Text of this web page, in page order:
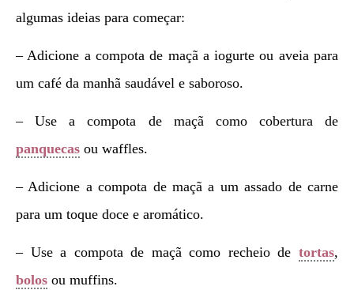
algumas ideias para começar:
– Adicione a compota de maçã a iogurte ou aveia para
um café da manhã saudável e saboroso.
– Use a compota de maçã como cobertura de
panquecas ou waffles.
– Adicione a compota de maçã a um assado de carne
para um toque doce e aromático.
– Use a compota de maçã como recheio de tortas,
bolos ou muffins.